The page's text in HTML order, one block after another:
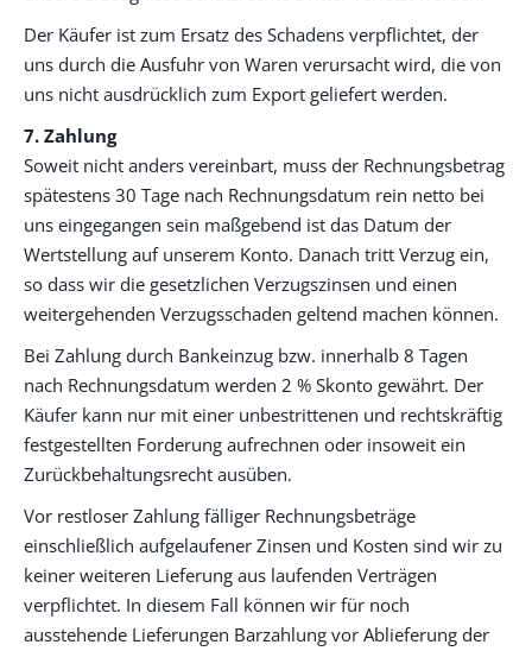
Der Käufer ist zum Ersatz des Schadens verpflichtet, der
uns durch die Ausfuhr von Waren verursacht wird, die von
uns nicht ausdrücklich zum Export geliefert werden.
7. Zahlung
Soweit nicht anders vereinbart, muss der Rechnungsbetrag
spätestens 30 Tage nach Rechnungsdatum rein netto bei
uns eingegangen sein maßgebend ist das Datum der
Wertstellung auf unserem Konto. Danach tritt Verzug ein,
so dass wir die gesetzlichen Verzugszinsen und einen
weitergehenden Verzugsschaden geltend machen können.
Bei Zahlung durch Bankeinzug bzw. innerhalb 8 Tagen
nach Rechnungsdatum werden 2 % Skonto gewährt. Der
Käufer kann nur mit einer unbestrittenen und rechtskräftig
festgestellten Forderung aufrechnen oder insoweit ein
Zurückbehaltungsrecht ausüben.
Vor restloser Zahlung fälliger Rechnungsbeträge
einschließlich aufgelaufener Zinsen und Kosten sind wir zu
keiner weiteren Lieferung aus laufenden Verträgen
verpflichtet. In diesem Fall können wir für noch
ausstehende Lieferungen Barzahlung vor Ablieferung der